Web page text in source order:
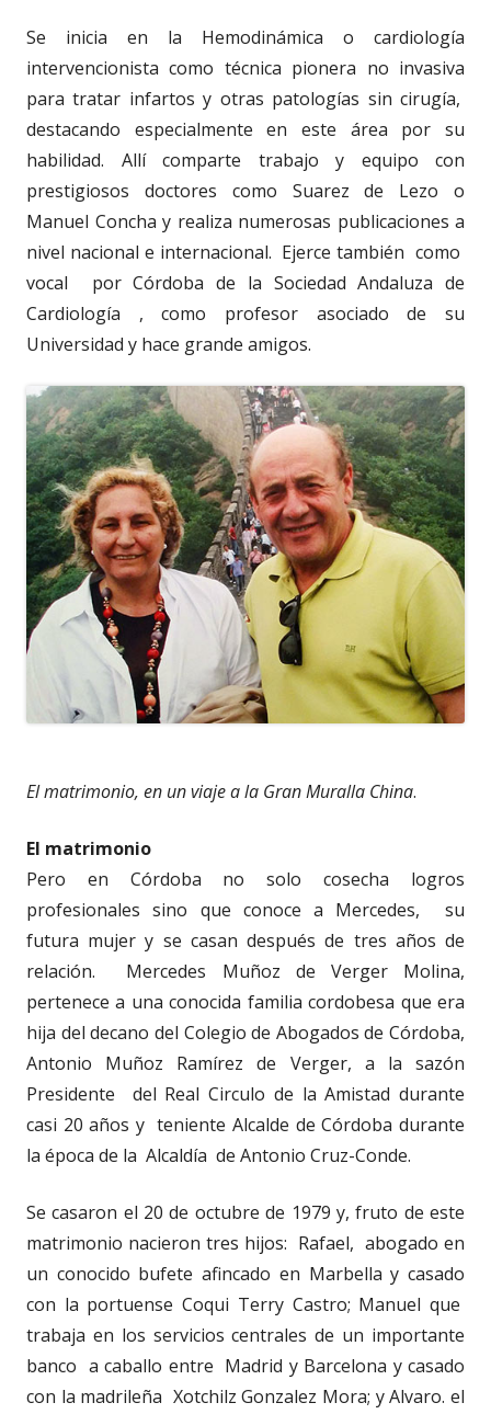
Se inicia en la Hemodinámica o cardiología
intervencionista como técnica pionera no invasiva
para tratar infartos y otras patologías sin cirugía,
destacando especialmente en este área por su
habilidad. Allí comparte trabajo y equipo con
prestigiosos doctores como Suarez de Lezo o
Manuel Concha y realiza numerosas publicaciones a
nivel nacional e internacional. Ejerce también como
vocal por Córdoba de la Sociedad Andaluza de
Cardiología , como profesor asociado de su
Universidad y hace grande amigos.
El matrimonio, en un viaje a la Gran Muralla China.
El matrimonio
Pero en Córdoba no solo cosecha logros
profesionales sino que conoce a Mercedes, su
futura mujer y se casan después de tres años de
relación. Mercedes Muñoz de Verger Molina,
pertenece a una conocida familia cordobesa que era
hija del decano del Colegio de Abogados de Córdoba,
Antonio Muñoz Ramírez de Verger, a la sazón
Presidente del Real Circulo de la Amistad durante
casi 20 años y teniente Alcalde de Córdoba durante
la época de la Alcaldía de Antonio Cruz-Conde.
Se casaron el 20 de octubre de 1979 y, fruto de este
matrimonio nacieron tres hijos: Rafael, abogado en
un conocido bufete afincado en Marbella y casado
con la portuense Coqui Terry Castro; Manuel que
trabaja en los servicios centrales de un importante
banco a caballo entre Madrid y Barcelona y casado
con la madrileña Xotchilz Gonzalez Mora; y Alvaro. el